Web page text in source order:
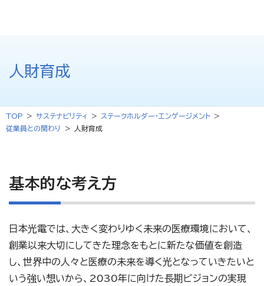
人財育成
TOP サステナビリティ
ステークホルダー・エンゲージメント
従業員との関わり
人財育成
基本的な考え方
日本光電では、大きく変わりゆく未来の医療環境において、
創業以来大切にしてきた理念をもとに新たな価値を創造
し、世界中の人々と医療の未来を導く光となっていきたいと
いう強い想いから、2030年に向けた長期ビジョンの実現